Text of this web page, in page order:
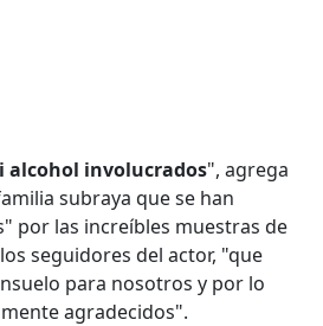
alcohol involucrados", agrega
subraya que se han
por las increíbles muestras de
seguidores del actor, "que
para nosotros y por lo
agradecidos".